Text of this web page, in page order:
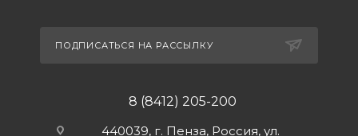
ПОДПИСАТЬСЯ НА РАССЫЛКУ
8 (8412) 205-200
440039, г. Пенза, Россия, ул.